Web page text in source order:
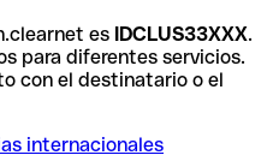
es IDCLUS33XXX.
para diferentes servicios.
con el destinatario o el
internacionales